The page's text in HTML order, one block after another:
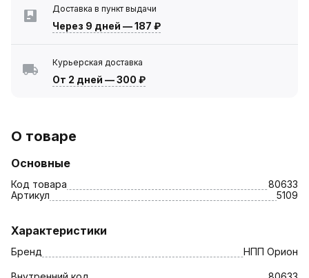
Доставка в пункт выдачи
Через 9 дней —187 ₽
Курьерская доставка
От 2 дней —300 ₽
О товаре
Основные
Код товара
80633
Артикул
5109
Характеристики
Бренд НПП Орион